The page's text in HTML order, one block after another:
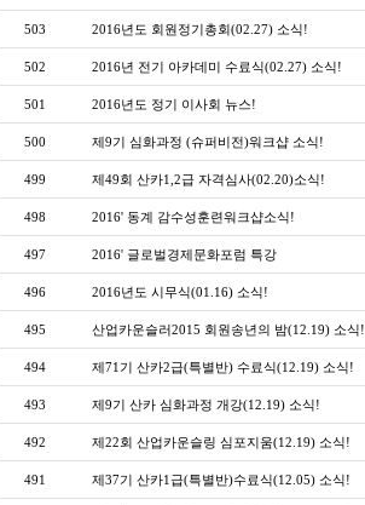
503 2016년도 회원정기총회(02.27) 소식!
502 2016년 전기 아카데미 수료식(02.27) 소식!
501 2016년도 정기 이사회 뉴스!
500 제9기 심화과정 (슈퍼비전)워크샵 소식!
499 제49회 산카1,2급 자격심사(02.20)소식!
498 2016' 동계 감수성훈련워크샵소식!
497 2016' 글로벌경제문화포럼 특강
496 2016년도 시무식(01.16) 소식!
495 산업카운슬러2015 회원송년의 밤(12.19) 소식!
494 제71기 산카2급(특별반) 수료식(12.19) 소식!
493 제9기 산카 심화과정 개강(12.19) 소식!
492 제22회 산업카운슬링 심포지움(12.19) 소식!
491 제37기 산카1급(특별반)수료식(12.05) 소식!